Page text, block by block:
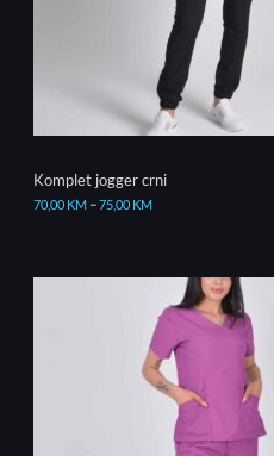
Komplet jogger crni
70,00 KM–75,00 KM